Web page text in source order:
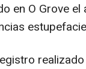
en O Grove